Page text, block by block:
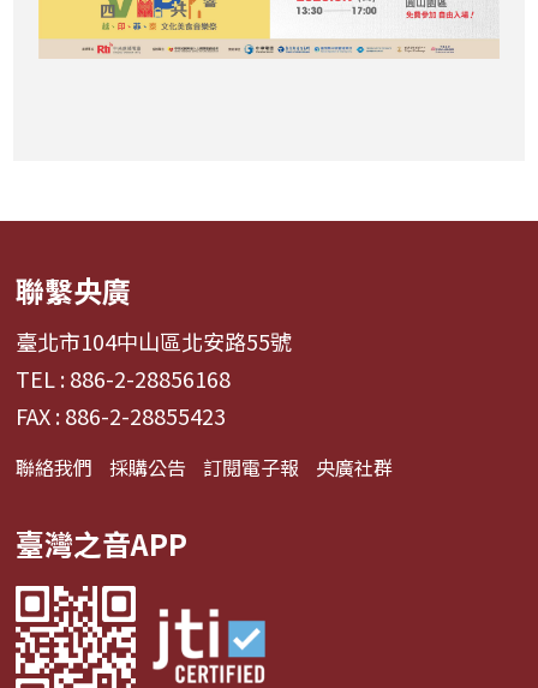
聯繫央廣
臺北市104中山區北安路55號
TEL : 886-2-28856168
FAX : 886-2-28855423
聯絡我們 採購公告 訂閱電子報 央廣社群
臺灣之音APP